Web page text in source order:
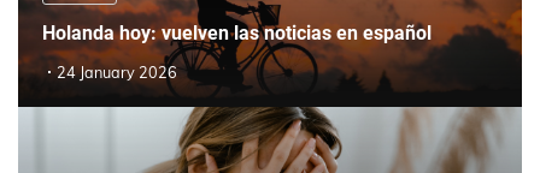
Holanda hoy: vuelven las noticias en español
24 January 2026